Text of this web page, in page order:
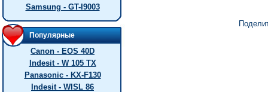
Samsung - GT-I9003
Популярные
Canon - EOS 40D
Indesit - W 105 TX
Panasonic - KX-F130
Indesit - WISL 86